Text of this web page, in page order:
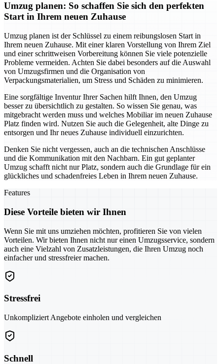
Umzug planen: So schaffen Sie sich den perfekten
Start in Ihrem neuen Zuhause
Umzug planen ist der Schlüssel zu einem reibungslosen Start in
Ihrem neuen Zuhause. Mit einer klaren Vorstellung von Ihrem Ziel
und einer schrittweisen Vorbereitung können Sie viele potenzielle
Probleme vermeiden. Achten Sie dabei besonders auf die Auswahl
von Umzugsfirmen und die Organisation von
Verpackungsmaterialien, um Stress und Schäden zu minimieren.
Eine sorgfältige Inventur Ihrer Sachen hilft Ihnen, den Umzug
besser zu übersichtlich zu gestalten. So wissen Sie genau, was
mitgebracht werden muss und welches Mobiliar im neuen Zuhause
Platz finden wird. Nutzen Sie auch die Gelegenheit, alte Dinge zu
entsorgen und Ihr neues Zuhause individuell einzurichten.
Denken Sie nicht vergessen, auch an die technischen Anschlüsse
und die Kommunikation mit den Nachbarn. Ein gut geplanter
Umzug schafft nicht nur Platz, sondern auch die Grundlage für ein
glückliches und schadenfreies Leben in Ihrem neuen Zuhause.
Features
Diese Vorteile bieten wir Ihnen
Wenn Sie mit uns umziehen möchten, profitieren Sie von vielen
Vorteilen. Wir bieten Ihnen nicht nur einen Umzugsservice, sondern
auch eine Vielzahl von Zusatzleistungen, die Ihren Umzug noch
einfacher und stressfreier machen.
Stressfrei
Unkompliziert Angebote einholen und vergleichen
Schnell